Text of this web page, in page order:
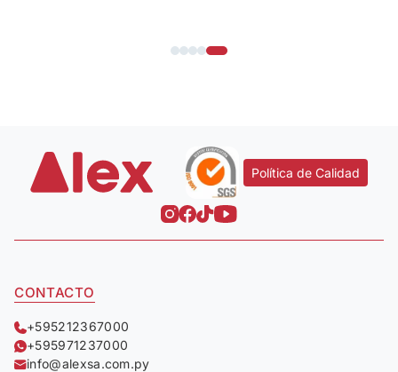
Política de Calidad
CONTACTO
+595212367000
+595971237000
info@alexsa.com.py